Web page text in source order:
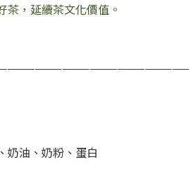
，延續茶文化價值。
————————————————————
奶油、奶粉、蛋白